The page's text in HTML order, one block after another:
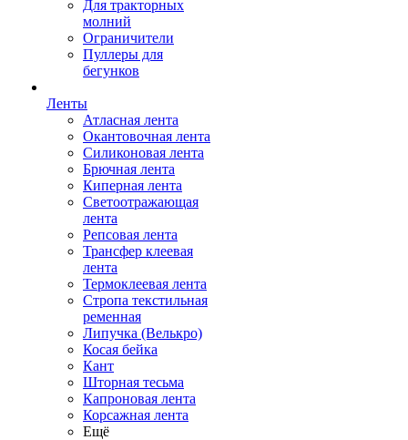
Для тракторных
молний
Ограничители
Пуллеры для
бегунков
Ленты
Атласная лента
Окантовочная лента
Силиконовая лента
Брючная лента
Киперная лента
Светоотражающая
лента
Репсовая лента
Трансфер клеевая
лента
Термоклеевая лента
Стропа текстильная
ременная
Липучка (Велькро)
Косая бейка
Кант
Шторная тесьма
Капроновая лента
Корсажная лента
Ещё